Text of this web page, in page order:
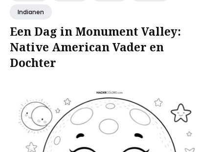
Indianen
Een Dag in Monument Valley:
Native American Vader en
Dochter